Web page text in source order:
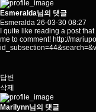
Esmeralda님의 댓글
Esmeralda 26-03-30 08:27
I quite like reading a post
me to comment! http://
답변
삭제
Marilynn님의 댓글